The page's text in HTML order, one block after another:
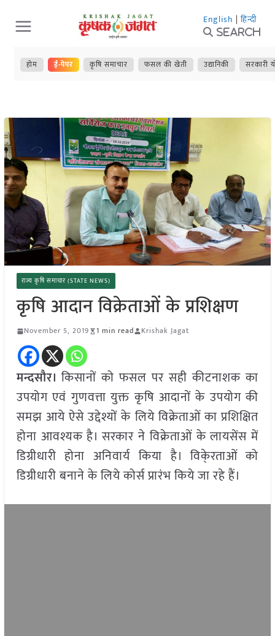
Skip
to
content
English | हिन्दी
Search
होम ई-पेपर कृषि समाचार फसल की खेती उद्यानिकी सरकारी
राज्य कृषि समाचार (STATE NEWS)
कृषि आदान विक्रेताओं के प्रशिक्षण
November 5, 2019 1 min read Krishak Jagat
मन्दसौर।किसानों को फसल पर सही कीटनाशक का
उपयोग एवं गुणवत्ता युक्त कृषि आदानों के उपयोग की
समझ आये ऐसे उद्देश्यों के लिये विक्रेताओं का प्रशिक्षित
होना आवश्यक है। सरकार ने विक्रेताओं के लायसेंस में
डिग्रीधारी होना अनिवार्य किया है। विके्रताओं को
डिग्रीधारी बनाने के लिये कोर्स प्रारंभ किये जा रहे हैं।